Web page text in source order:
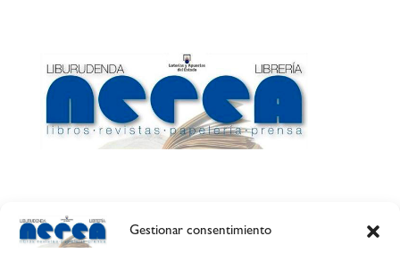
Gestionar consentimiento
Calle Esquíroz, 27